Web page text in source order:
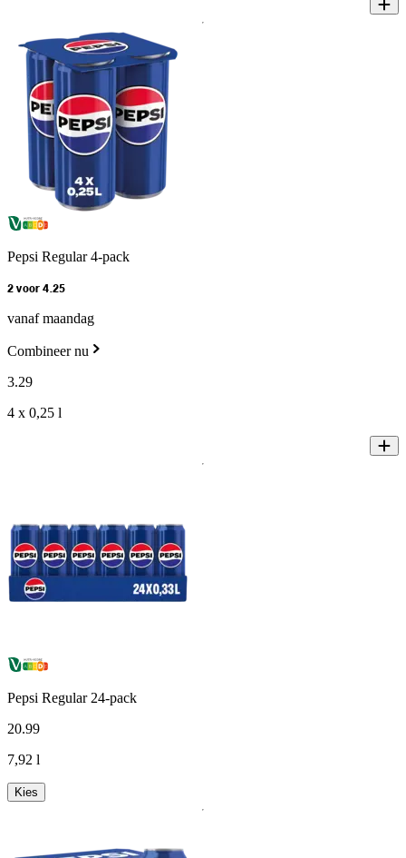
Pepsi Regular 4-pack
2 voor 4.25
vanaf maandag
Combineer nu
3.29
4 x 0,25 l
Pepsi Regular 24-pack
20.99
7,92 l
Kies